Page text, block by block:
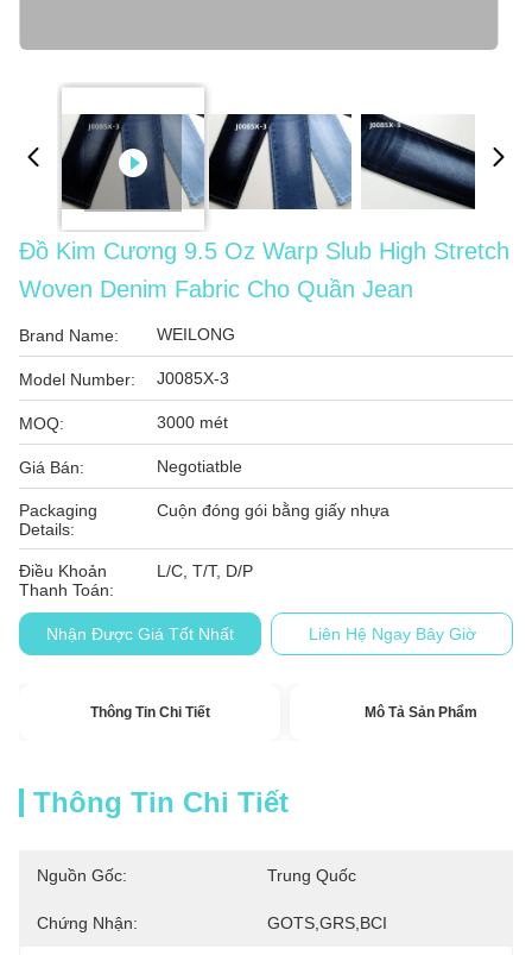
Đồ Kim Cương 9.5 Oz Warp Slub High Stretch
Woven Denim Fabric Cho Quần Jean
Brand Name: WEILONG
Model Number: J0085X-3
MOQ: 3000 mét
Giá Bán: Negotiatble
Packaging
Details:
Cuộn đóng gói bằng giấy nhựa
Điều Khoản
Thanh Toán:
L/C, T/T, D/P
Nhận Được Giá Tốt Nhất Liên Hệ Ngay Bây Giờ
Thông Tin Chi Tiết Mô Tả Sản Phẩm
Thông Tin Chi Tiết
Nguồn Gốc: Trung Quốc
Chứng Nhận: GOTS,GRS,BCI